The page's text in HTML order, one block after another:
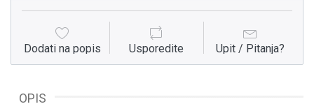
Dodati na popis Usporedite Upit / Pitanja?
OPIS